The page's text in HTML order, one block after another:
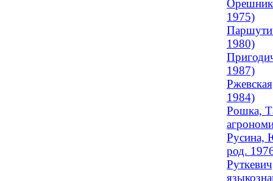
1975)
1980)
1987)
1984)
Рошка,
Русина,
род.